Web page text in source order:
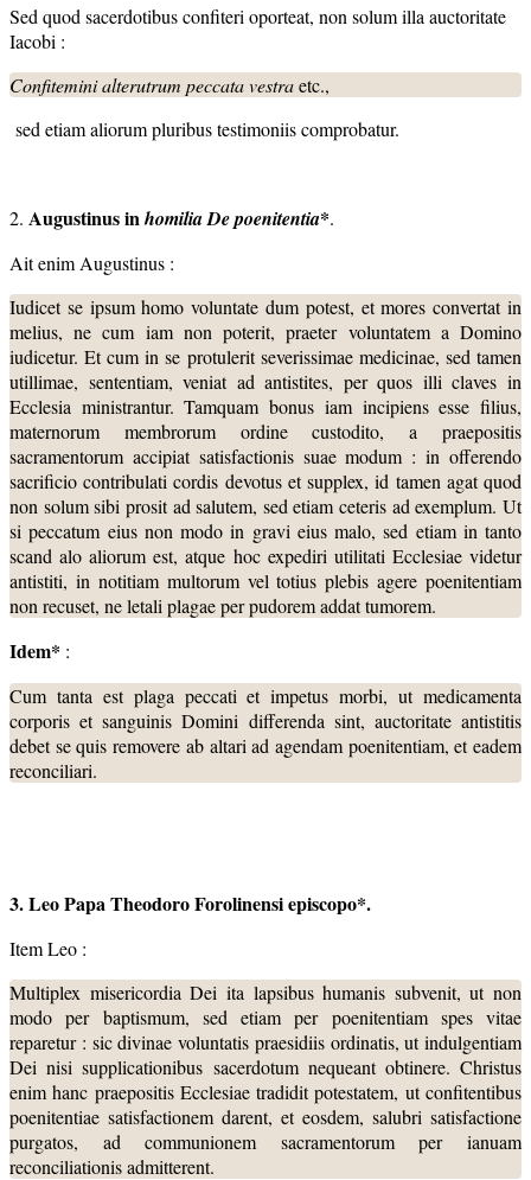
Sed quod sacerdotibus confiteri oporteat, non solum illa auctoritate
Iacobi :
Confitemini alterutrum peccata vestraetc.,
sed etiam aliorum pluribus testimoniis comprobatur.
2. Augustinus inhomilia De poenitentia*.
Ait enim Augustinus :
Iudicet se ipsum homo voluntate dum potest, et mores convertat in
melius, ne cum iam non poterit, praeter voluntatem a Domino
iudicetur. Et cum in se protulerit severissimae medicinae, sed tamen
utillimae, sententiam, veniat ad antistites, per quos illi claves in
Ecclesia ministrantur. Tamquam bonus iam incipiens esse filius,
maternorum membrorum ordine custodito, a praepositis
sacramentorum accipiat satisfactionis suae modum : in offerendo
sacrificio contribulati cordis devotus et supplex, id tamen agat quod
non solum sibi prosit ad salutem, sed etiam ceteris ad exemplum. Ut
si peccatum eius non modo in gravi eius malo, sed etiam in tanto
scand alo aliorum est, atque hoc expediri utilitati Ecclesiae videtur
antistiti, in notitiam multorum vel totius plebis agere poenitentiam
non recuset, ne letali plagae per pudorem addat tumorem.
Idem* :
Cum tanta est plaga peccati et impetus morbi, ut medicamenta
corporis et sanguinis Domini differenda sint, auctoritate antistitis
debet se quis removere ab altari ad agendam poenitentiam, et eadem
reconciliari.
3. Leo Papa Theodoro Forolinensi episcopo*.
Item Leo :
Multiplex misericordia Dei ita lapsibus humanis subvenit, ut non
modo per baptismum, sed etiam per poenitentiam spes vitae
reparetur : sic divinae voluntatis praesidiis ordinatis, ut indulgentiam
Dei nisi supplicationibus sacerdotum nequeant obtinere. Christus
enim hanc praepositis Ecclesiae tradidit potestatem, ut confitentibus
poenitentiae satisfactionem darent, et eosdem, salubri satisfactione
purgatos, ad communionem sacramentorum per ianuam
reconciliationis admitterent.